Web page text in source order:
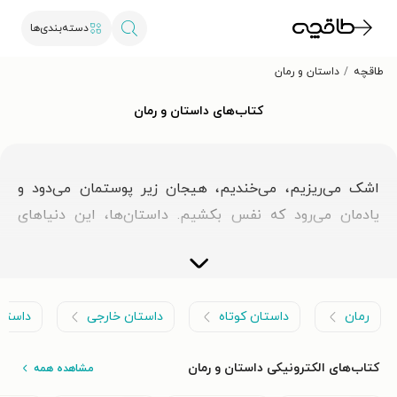
دسته‌بندی‌ها
طاقچه داستان و رمان
کتاب‌های داستان و رمان
اشک می‌ریزیم، می‌خندیم، هیجان زیر پوستمان می‌دود و
یادمان می‌رود که نفس بکشیم. داستان‌ها، این دنیاهای
گذر زمان را متوجه نمی‌شویم. آن‌ها به نگاهمان وسعت
کنیم. طاقچه مجموعه‌ای از این کتاب‌ها را برای خواندن و
دسته‌بندی می‌پردازیم.
رمان داستان کوتاه داستان خارجی
کتاب‌های الکترونیکی داستان و رمان مشاهده همه